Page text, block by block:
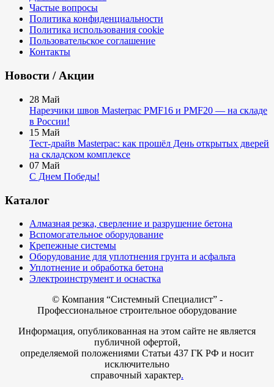
Частые вопросы
Политика конфиденциальности
Политика использования cookie
Пользовательское соглашение
Контакты
Новости / Акции
28 Май
Нарезчики швов Masterpac PMF16 и PMF20 — на складе
в России!
15 Май
Тест-драйв Masterpac: как прошёл День открытых дверей
на складском комплексе
07 Май
С Днем Победы!
Каталог
Алмазная резка, сверление и разрушение бетона
Вспомогательное оборудование
Крепежные системы
Оборудование для уплотнения грунта и асфальта
Уплотнение и обработка бетона
Электроинструмент и оснастка
© Компания “Системный Специалист” -
Профессиональное строительное оборудование
Информация, опубликованная на этом сайте не является
публичной офертой,
определяемой положениями Статьи 437 ГК РФ и носит
исключительно
справочный характер.